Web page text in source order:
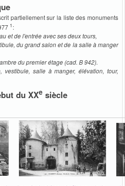
partiellement sur la liste des monuments
1 :
et de l'entrée avec ses deux tours,
du grand salon et de la salle à manger
du premier étage (cad. B 942).
vestibule, salle à manger, élévation, tour,
du XXe siècle